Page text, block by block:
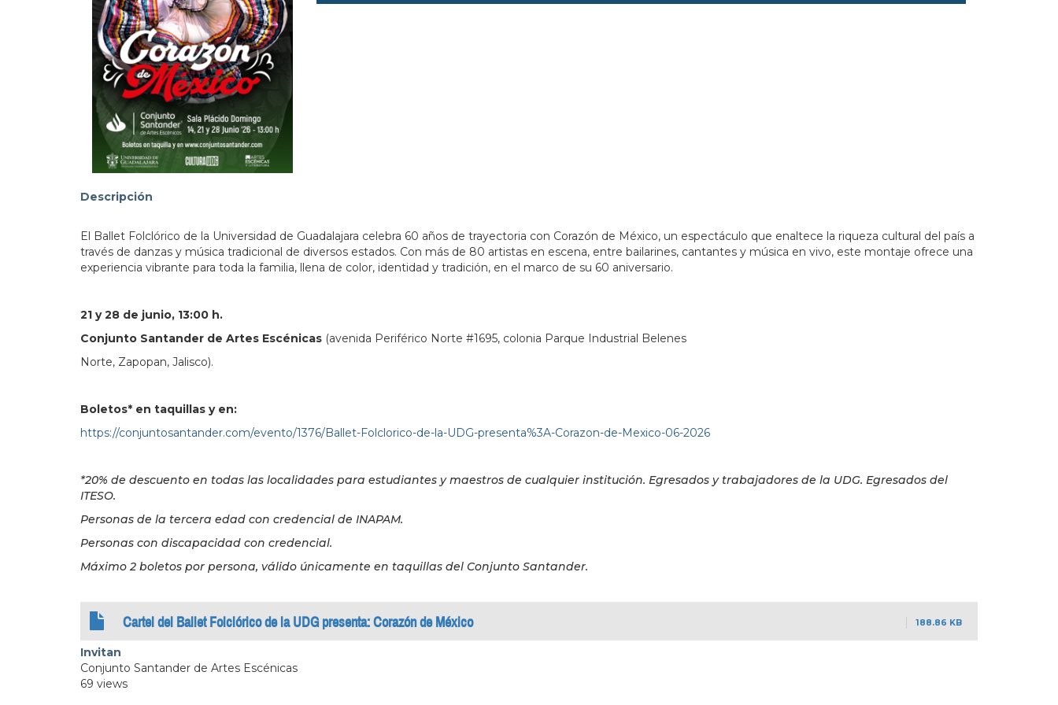
Descripción
El Ballet Folclórico de la Universidad de Guadalajara celebra 60 años de trayectoria con Corazón de México, un espectáculo que enaltece la riqueza cultural del país a
través de danzas y música tradicional de diversos estados. Con más de 80 artistas en escena, entre bailarines, cantantes y música en vivo, este montaje ofrece una
experiencia vibrante para toda la familia, llena de color, identidad y tradición, en el marco de su 60 aniversario.
21 y 28 de junio, 13:00 h.
Conjunto Santander de Artes Escénicas (avenida Periférico Norte #1695, colonia Parque Industrial Belenes
Norte, Zapopan, Jalisco).
Boletos* en taquillas y en:
https://conjuntosantander.com/evento/1376/Ballet-Folclorico-de-la-UDG-presenta%3A-Corazon-de-Mexico-06-2026
*20% de descuento en todas las localidades para estudiantes y maestros de cualquier institución. Egresados y trabajadores de la UDG. Egresados del
ITESO.
Personas de la tercera edad con credencial de INAPAM.
Personas con discapacidad con credencial.
Máximo 2 boletos por persona, válido únicamente en taquillas del Conjunto Santander.
Cartel del Ballet Folclórico de la UDG presenta: Corazón de México 188.86 KB
Invitan
Conjunto Santander de Artes Escénicas
69 views